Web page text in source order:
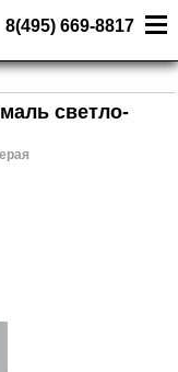
8(495) 669-8817
светло-